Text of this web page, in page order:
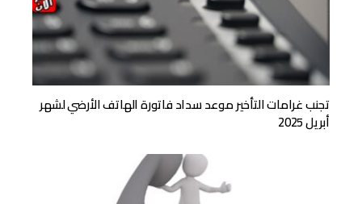
تجنب غرامات التأخير موعد سداد فاتورة الهاتف الأرضي لشهر
أبريل 2025